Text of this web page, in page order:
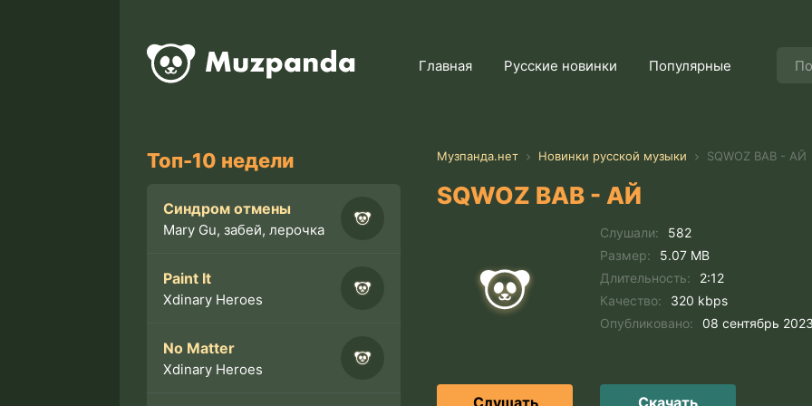
Главная Русские новинки Популярные
Топ-10 недели
Синдром отмены
Mary Gu, забей, лерочка
Paint It
Xdinary Heroes
No Matter
Xdinary Heroes
Музпанда.нет Новинки русской музыки SQWOZ BAB - АЙ
SQWOZ BAB - АЙ
Слушали:
582
Размер:
5.07 MB
Длительность:
2:12
Качество:
320 kbps
Опубликовано:
08 сентябрь
Слушать Скачать